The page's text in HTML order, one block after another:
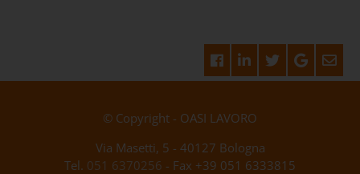
© Copyright - OASI LAVORO
Via Masetti, 5 - 40127 Bologna
Tel. 051 6370256 - Fax +39 051 6333815